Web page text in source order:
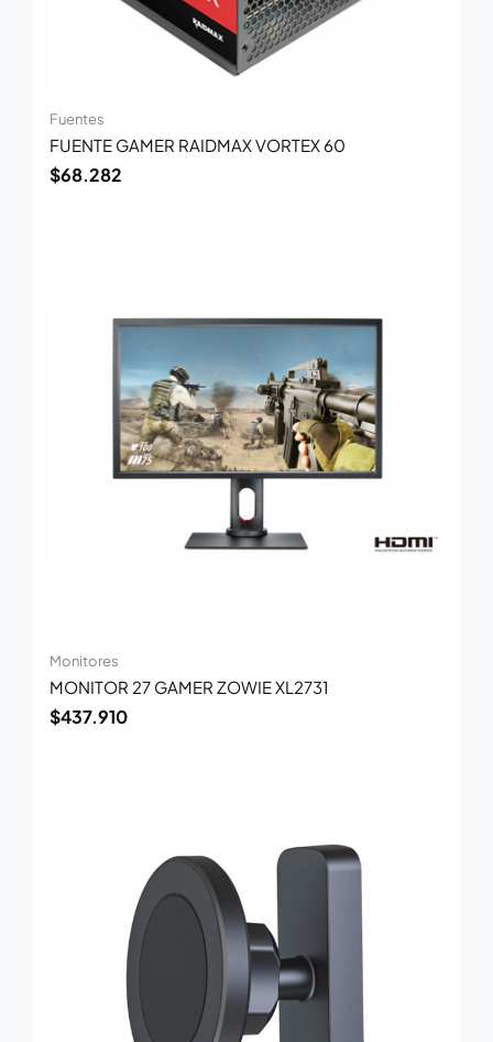
Fuentes
FUENTE GAMER RAIDMAX VORTEX 60
$68.282
Monitores
MONITOR 27 GAMER ZOWIE XL2731
$437.910